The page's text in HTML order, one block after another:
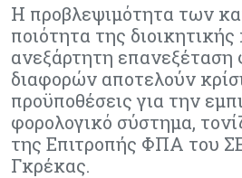
Η προβλεψιμότητα των
ποιότητα της διοικητικής
ανεξάρτητη επανεξέταση
διαφορών αποτελούν
προϋποθέσεις για την
φορολογικό σύστημα,
της Επιτροπής ΦΠΑ του
Γκρέκας.